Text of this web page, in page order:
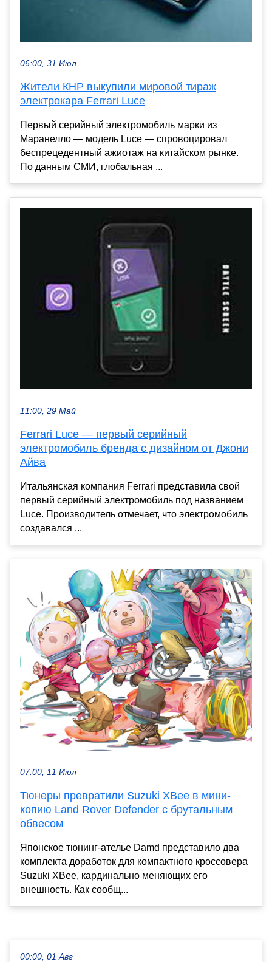
06:00, 31 Июл
Жители КНР выкупили мировой тираж
электрокара Ferrari Luce
Первый серийный электромобиль марки из
Маранелло — модель Luce — спровоцировал
беспрецедентный ажиотаж на китайском рынке.
По данным СМИ, глобальная ...
11:00, 29 Май
Ferrari Luce — первый серийный
электромобиль бренда с дизайном от Джони
Айва
Итальянская компания Ferrari представила свой
первый серийный электромобиль под названием
Luce. Производитель отмечает, что электромобиль
создавался ...
07:00, 11 Июл
Тюнеры превратили Suzuki XBee в мини-
копию Land Rover Defender с брутальным
обвесом
Японское тюнинг-ателье Damd представило два
комплекта доработок для компактного кроссовера
Suzuki XBee, кардинально меняющих его
внешность. Как сообщ...
00:00, 01 Авг